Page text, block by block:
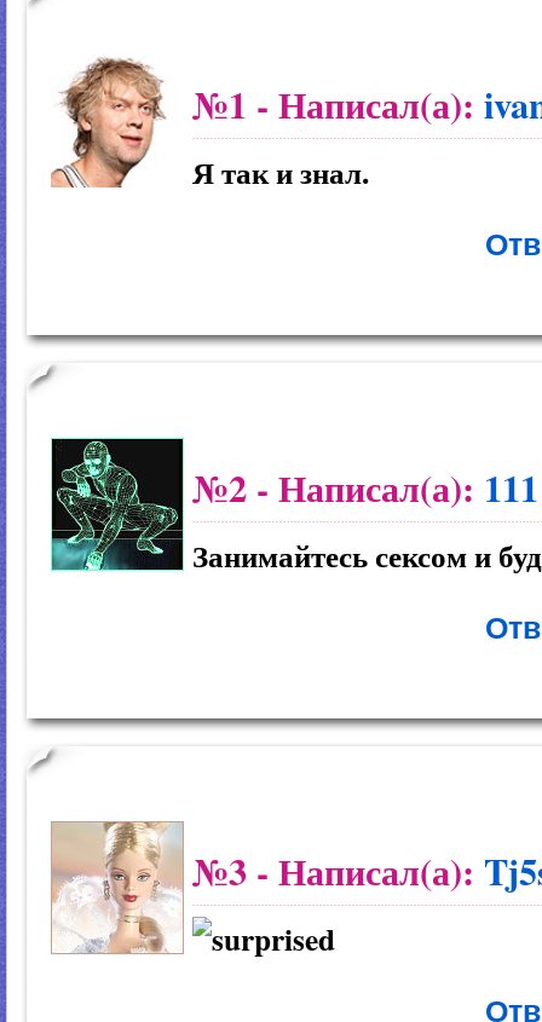
№1 - Написал(а):
Я так и знал.
№2 - Написал(а): 111
Занимайтесь сексом и
№3 - Написал(а):